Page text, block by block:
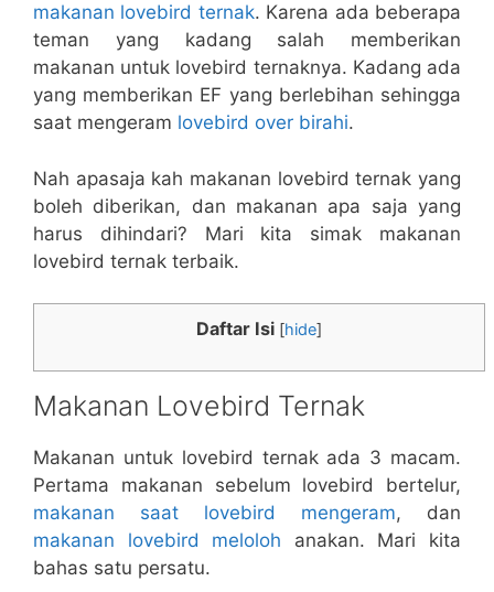
makanan lovebird ternak. Karena ada beberapa
teman yang kadang salah memberikan
makanan untuk lovebird ternaknya. Kadang ada
yang memberikan EF yang berlebihan sehingga
saat mengeram lovebird over birahi.
Nah apasaja kah makanan lovebird ternak yang
boleh diberikan, dan makanan apa saja yang
harus dihindari? Mari kita simak makanan
lovebird ternak terbaik.
Daftar Isi [hide]
Makanan Lovebird Ternak
Makanan untuk lovebird ternak ada 3 macam.
Pertama makanan sebelum lovebird bertelur,
makanan saat lovebird mengeram, dan
makanan lovebird meloloh anakan. Mari kita
bahas satu persatu.